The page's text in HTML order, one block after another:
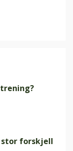
stor forskjell